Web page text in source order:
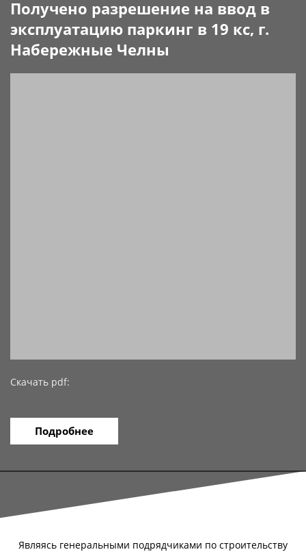
Получено разрешение на ввод в
эксплуатацию паркинг в 19 кс, г.
Набережные Челны
Скачать pdf:
Подробнее
Являясь генеральными подрядчиками по строительству